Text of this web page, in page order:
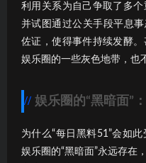
利用关系为自己争取了多个
并试图通过公关手段平息
佐证，使得事件持续发酵
娱乐圈的一些灰色地带，也
娱乐圈的“黑暗面”
为什么“每日黑料51”会如
娱乐圈的“黑暗面”永远存在